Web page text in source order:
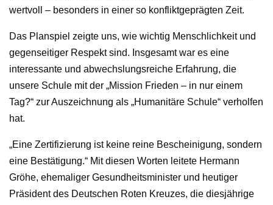
wertvoll – besonders in einer so konfliktgeprägten Zeit.
Das Planspiel zeigte uns, wie wichtig Menschlichkeit und
gegenseitiger Respekt sind. Insgesamt war es eine
interessante und abwechslungsreiche Erfahrung, die
unsere Schule mit der „Mission Frieden – in nur einem
Tag?“ zur Auszeichnung als „Humanitäre Schule“ verholfen
hat.
„Eine Zertifizierung ist keine reine Bescheinigung, sondern
eine Bestätigung.“ Mit diesen Worten leitete Hermann
Gröhe, ehemaliger Gesundheitsminister und heutiger
Präsident des Deutschen Roten Kreuzes, die diesjährige